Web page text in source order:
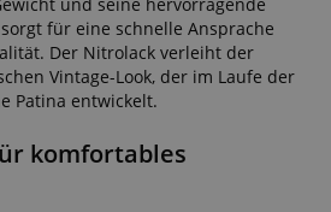
für eine schnelle Ansprache
Der Nitrolack verleiht der
Vintage-Look, der im Laufe der
Patina entwickelt.
komfortables